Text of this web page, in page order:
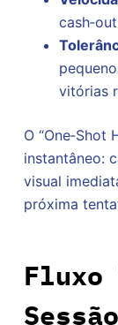
vitórias
O
instantâneo:
visual
próxima
Sessão